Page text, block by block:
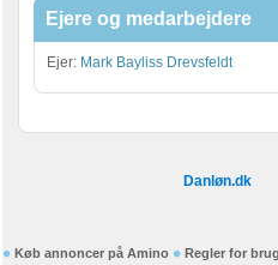
Ejere og medarbejdere
Ejer: Mark Bayliss Drevsfeldt
Danløn.dk
Køb annoncer på Amino Regler for